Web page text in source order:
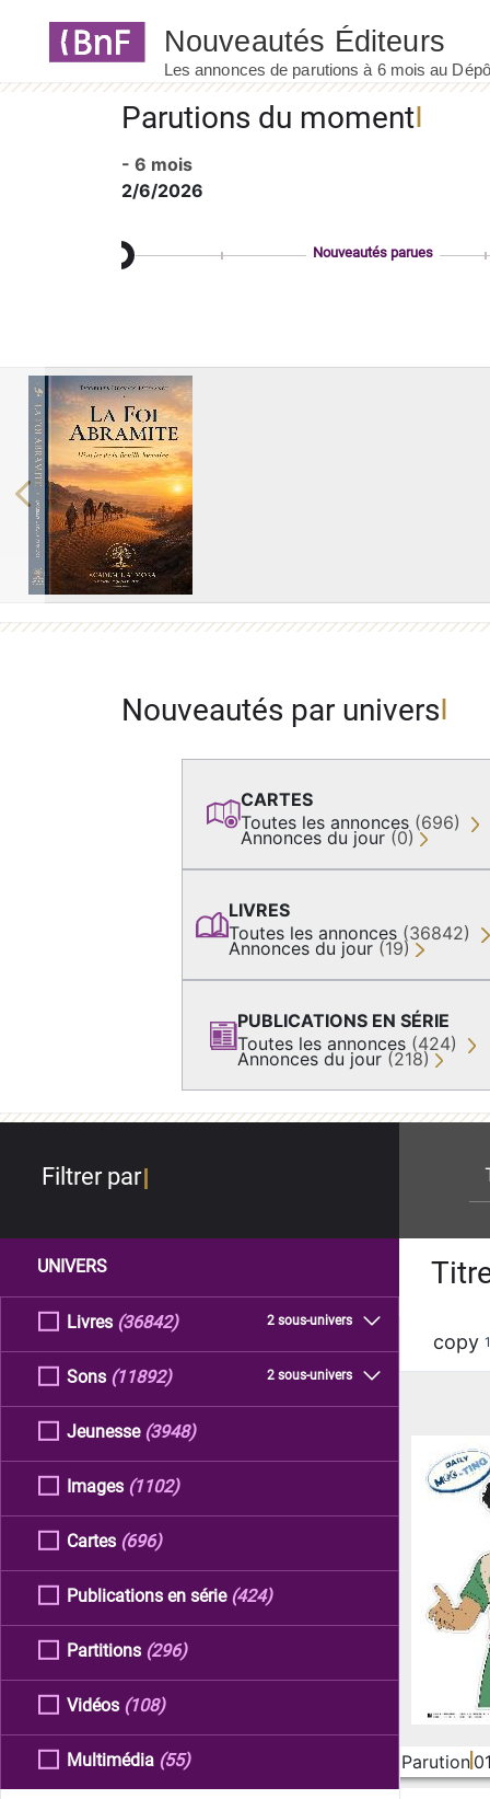
Parutions du moment
- 6 mois
2/6/2026
Nouveautés parues
Previous
Nouveautés par univers
CARTES
Toutes les annonces (696)
Annonces du jour (0)
LIVRES
Toutes les annonces (36842)
Annonces du jour (19)
PUBLICATIONS EN SÉRIE
Toutes les annonces (424)
Annonces du jour (218)
Filtrer par
UNIVERS
Livres 2 sous-univers
(36842)
Sons 2 sous-univers
(11892)
Jeunesse (3948)
Images (1102)
Cartes (696)
Publications en série (424)
Partitions (296)
Vidéos (108)
Multimédia (55)
copy
Parution